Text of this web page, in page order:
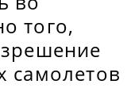
того,
самолетов